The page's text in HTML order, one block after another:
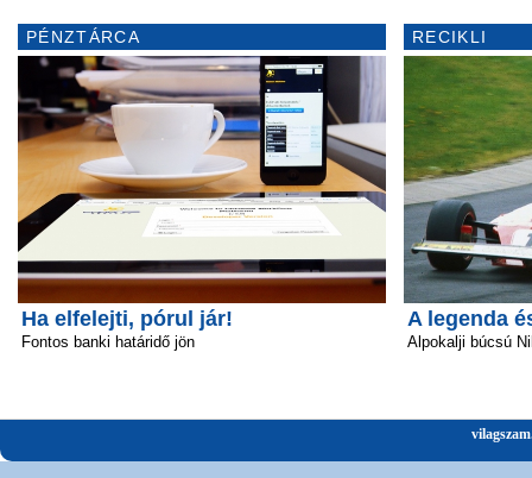
PÉNZTÁRCA
Ha elfelejti, pórul jár!
Fontos banki határidő jön
RECIKLI
A legenda
Alpokalji búcsú